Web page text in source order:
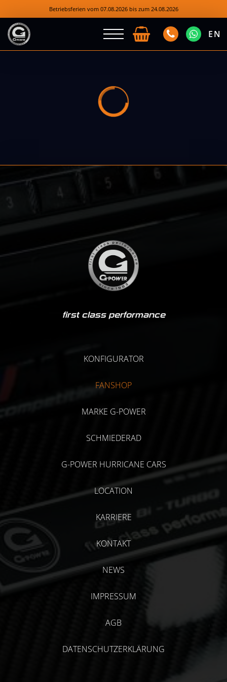
Betriebsferien vom 07.08.2026 bis zum 24.08.2026
EN
first class performance
KONFIGURATOR
FANSHOP
MARKE G-POWER
SCHMIEDERAD
G-POWER HURRICANE CARS
LOCATION
KARRIERE
KONTAKT
NEWS
IMPRESSUM
AGB
DATENSCHUTZERKLÄRUNG